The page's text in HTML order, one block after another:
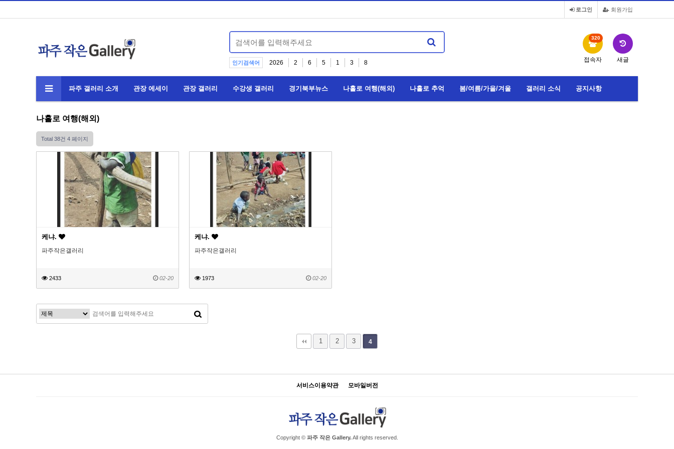
회원가입
로그인
인기검색어 2026 2 6 5 1 3 8 접속자
320
새글
파주 갤러리 소개 관장 에세이 관장 갤러리 수강생 갤러리 경기북부뉴스 나홀로 여행(해외) 나홀로 추억 봄/여름/가을/겨울 갤러리 소식 공지사항
나홀로 여행(해외)
Total 38건 4 페이지
케냐.
파주작은갤러리
2433 02-20
케냐.
파주작은갤러리
1973 02-20
1 2 3 4
서비스이용약관 모바일버전
Copyright © 파주 작은 Gallery.All rights reserved.